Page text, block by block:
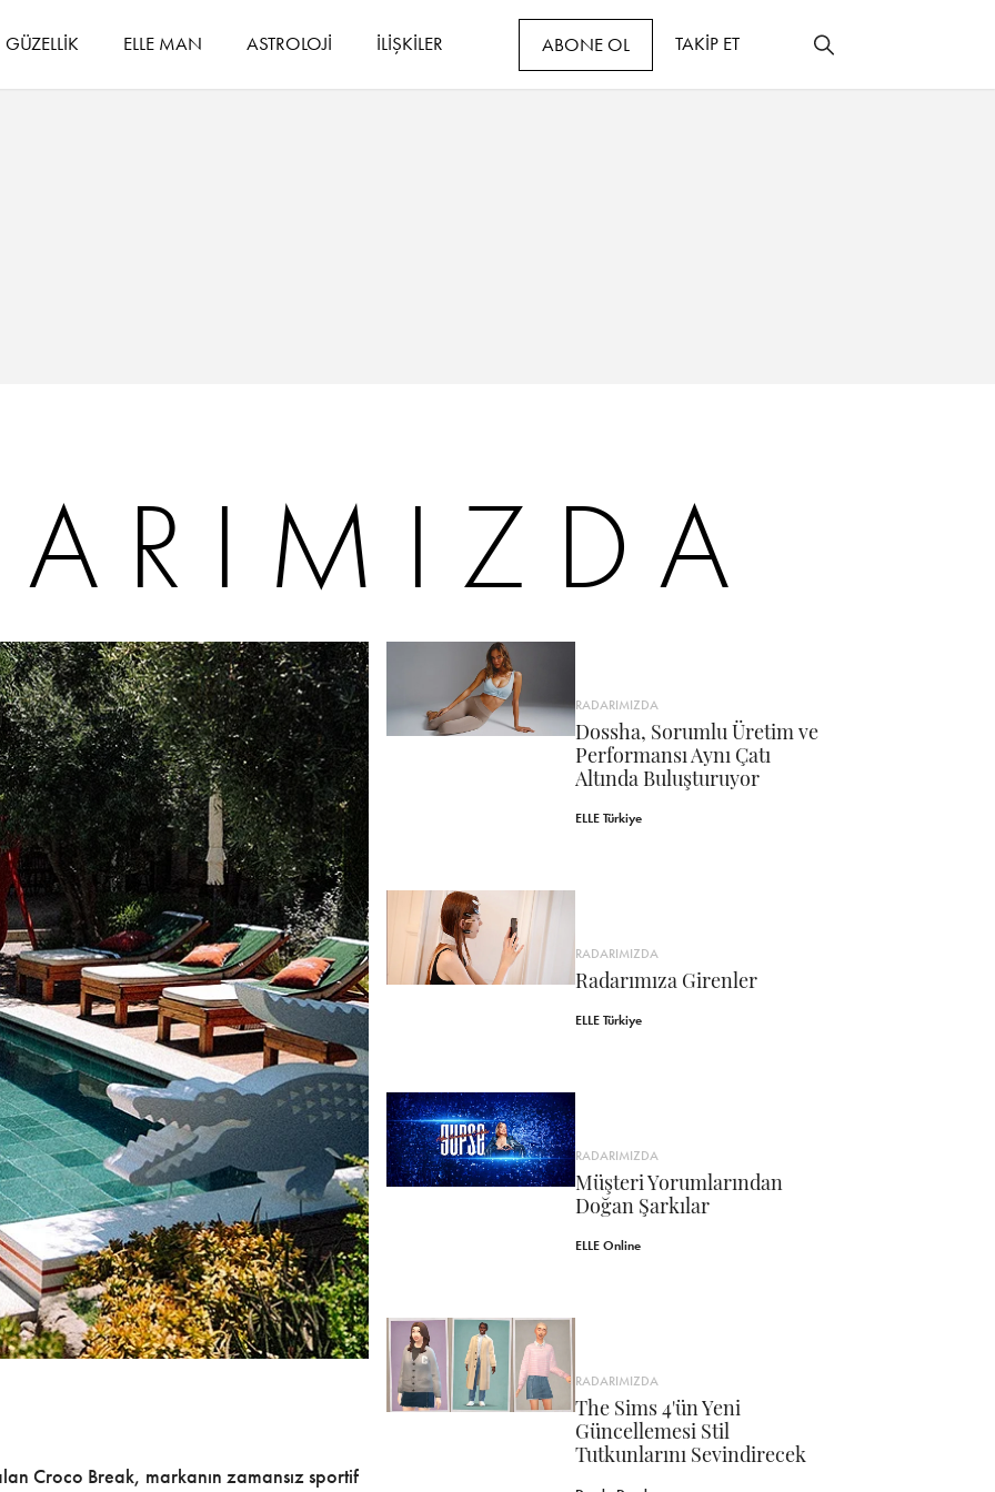
GÜZELLİK ELLE MAN ASTROLOJİ İLİŞKİLER ABONE OL TAKİP ET
Croco Break, markanın zamansız sportif
RADARIMIZDA
Dossha, Sorumlu Üretim ve
Performansı Aynı Çatı
Altında Buluşturuyor
ELLE Türkiye
RADARIMIZDA
Radarımıza Girenler
ELLE Türkiye
RADARIMIZDA
Müşteri Yorumlarından
Doğan Şarkılar
ELLE Online
RADARIMIZDA
The Sims 4'ün Yeni
Güncellemesi Stil
Tutkunlarını Sevindirecek